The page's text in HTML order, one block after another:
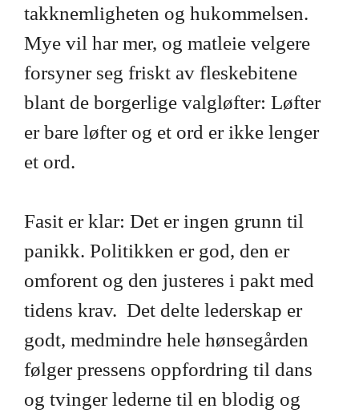
takknemligheten og hukommelsen.
Mye vil har mer, og matleie velgere
forsyner seg friskt av fleskebitene
blant de borgerlige valgløfter: Løfter
er bare løfter og et ord er ikke lenger
et ord.
Fasit er klar: Det er ingen grunn til
panikk. Politikken er god, den er
omforent og den justeres i pakt med
tidens krav. Det delte lederskap er
godt, medmindre hele hønsegården
følger pressens oppfordring til dans
og tvinger lederne til en blodig og